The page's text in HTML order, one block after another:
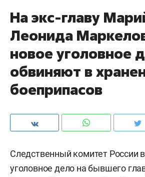
На экс-главу
Леонида
новое уголовное
обвиняют в
боеприпасов
Следственный комитет России
уголовное дело на бывшего